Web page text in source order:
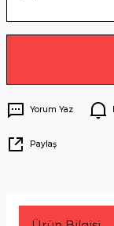
Yorum Yaz
Paylaş